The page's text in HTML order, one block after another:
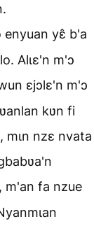
enyuan yɛ̂ b'a
Alɩɛ'n m'ɔ
ɛjɔlɛ'n m'ɔ
kʋn fi
mɩn nzɛ nvata
m'an fa nzue